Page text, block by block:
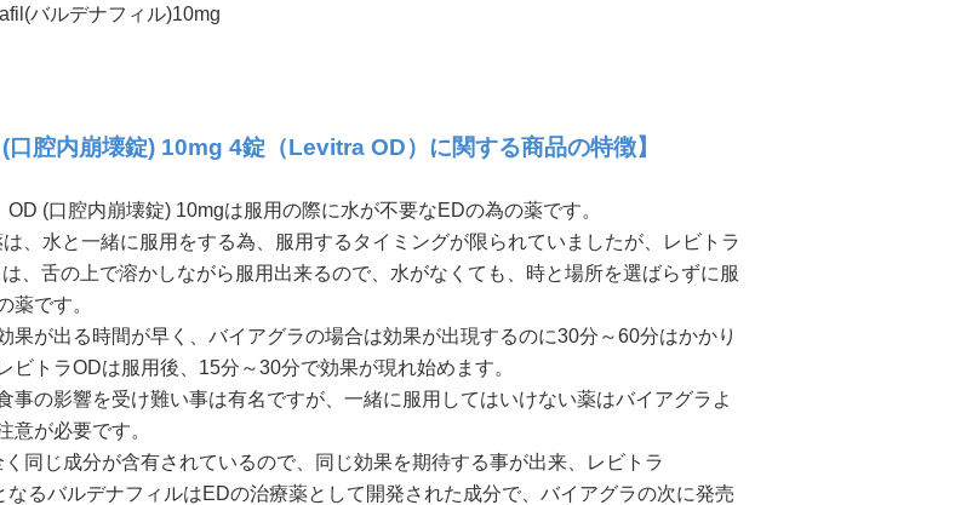
バルデナフィル)10mg
(口腔内崩壊錠) 10mg 4錠（Levitra OD）に関する商品の特徴】
OD (口腔内崩壊錠) 10mgは服用の際に水が不要なEDの為の薬です。
、水と一緒に服用をする為、服用するタイミングが限られていましたが、レビトラ
、舌の上で溶かしながら服用出来るので、水がなくても、時と場所を選ばらずに服
薬です。
果が出る時間が早く、バイアグラの場合は効果が出現するのに30分～60分はかかり
ビトラODは服用後、15分～30分で効果が現れ始めます。
事の影響を受け難い事は有名ですが、一緒に服用してはいけない薬はバイアグラよ
意が必要です。
同じ成分が含有されているので、同じ効果を期待する事が出来、レビトラ
なるバルデナフィルはEDの治療薬として開発された成分で、バイアグラの次に発売